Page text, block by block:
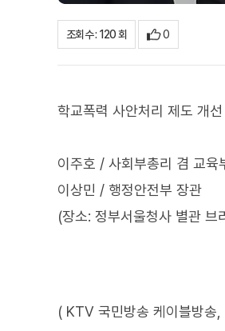
조회수 : 120 회 0
학교폭력 사안처리 제도 개
이주호 / 사회부총리 겸 교육
이상민 / 행정안전부 장관
(장소: 정부서울청사 별관 브
( KTV 국민방송 케이블방송